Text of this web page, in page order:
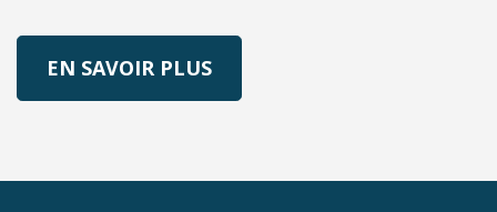
EN SAVOIR PLUSSUR MESSOINSBAYSHORE